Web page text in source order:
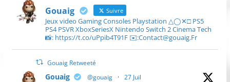
Gouaig Suivre
Jeux video Gaming Consoles Playstation △◯✕□ PS5
PS4 PSVR XboxSeriesX Nintendo Switch 2 Cinema Tech
📸: https://t.co/uPpib4T91F ✉️:Contact@gouaig.Fr
Gouaig Retweeté
Gouaig @gouaig · 27 Juil